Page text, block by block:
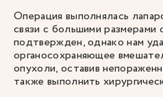
Операция выполнялась
связи с большими размерами
подтвержден, однако нам
органосохраняющее
опухоли, оставив
также выполнить